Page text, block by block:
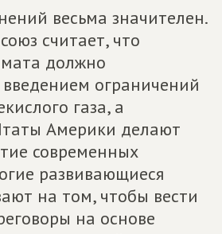
весьма значителен.
считает, что
должно
введением ограничений
газа, а
Америки делают
современных
развивающиеся
на том, чтобы вести
на основе